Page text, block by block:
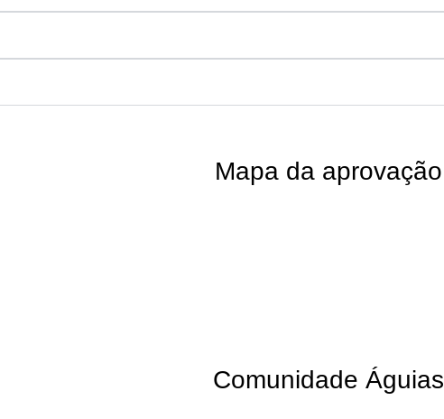
Mapa da aprovação
Comunidade Águias